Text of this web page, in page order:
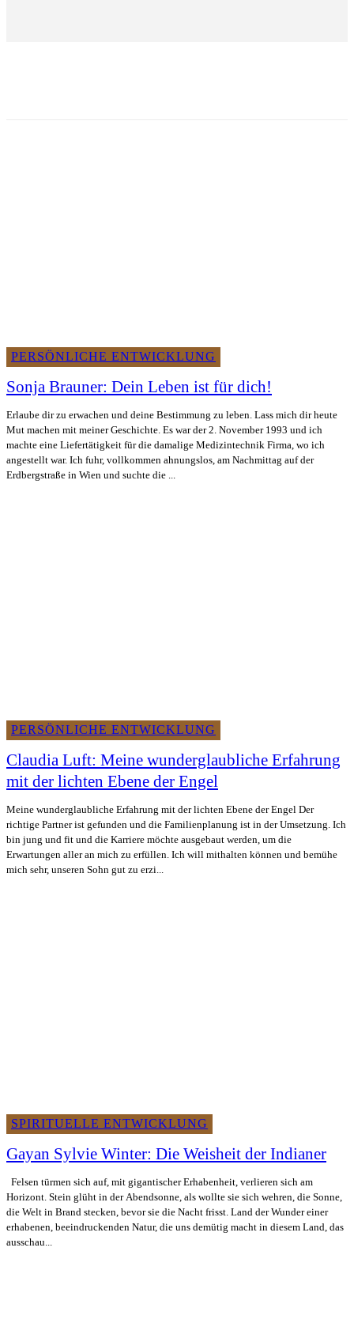
PERSÖNLICHE ENTWICKLUNG
Sonja Brauner: Dein Leben ist für dich!
Erlaube dir zu erwachen und deine Bestimmung zu leben. Lass mich dir heute
Mut machen mit meiner Geschichte. Es war der 2. November 1993 und ich
machte eine Liefertätigkeit für die damalige Medizintechnik Firma, wo ich
angestellt war. Ich fuhr, vollkommen ahnungslos, am Nachmittag auf der
Erdbergstraße in Wien und suchte die ...
PERSÖNLICHE ENTWICKLUNG
Claudia Luft: Meine wunderglaubliche Erfahrung
mit der lichten Ebene der Engel
Meine wunderglaubliche Erfahrung mit der lichten Ebene der Engel Der
richtige Partner ist gefunden und die Familienplanung ist in der Umsetzung. Ich
bin jung und fit und die Karriere möchte ausgebaut werden, um die
Erwartungen aller an mich zu erfüllen. Ich will mithalten können und bemühe
mich sehr, unseren Sohn gut zu erzi...
SPIRITUELLE ENTWICKLUNG
Gayan Sylvie Winter: Die Weisheit der Indianer
Horizont. Stein glüht in der Abendsonne, als wollte sie sich wehren, die Sonne,
die Welt in Brand stecken, bevor sie die Nacht frisst. Land der Wunder einer
erhabenen, beeindruckenden Natur, die uns demütig macht in diesem Land, das
ausschau...